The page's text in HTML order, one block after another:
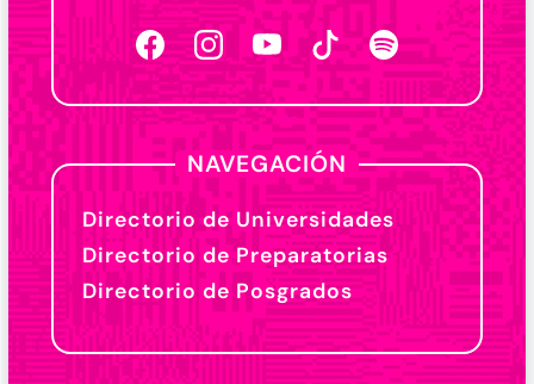
NAVEGACIÓN
Directorio de Universidades
Directorio de Preparatorias
Directorio de Posgrados